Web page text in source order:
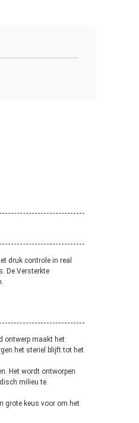
druk controle in real
De Versterkte
ontwerp maakt het
het steriel blijft tot het
Het wordt ontworpen
milieu te
grote keus voor om het